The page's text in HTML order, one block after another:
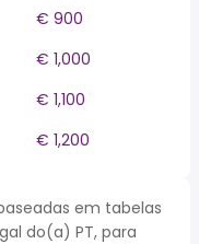
€ 900
€ 1,000
€ 1,100
€ 1,200
em tabelas
do(a) PT, para